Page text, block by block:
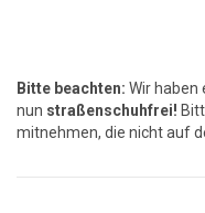
Bitte beachten: Wir haben
nun straßenschuhfrei!
mitnehmen, die nicht auf